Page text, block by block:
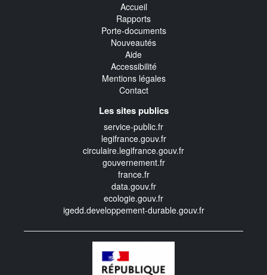
Accueil
Rapports
Porte-documents
Nouveautés
Aide
Accessibilité
Mentions légales
Contact
Les sites publics
service-public.fr
legifrance.gouv.fr
circulaire.legifrance.gouv.fr
gouvernement.fr
france.fr
data.gouv.fr
ecologie.gouv.fr
igedd.developpement-durable.gouv.fr